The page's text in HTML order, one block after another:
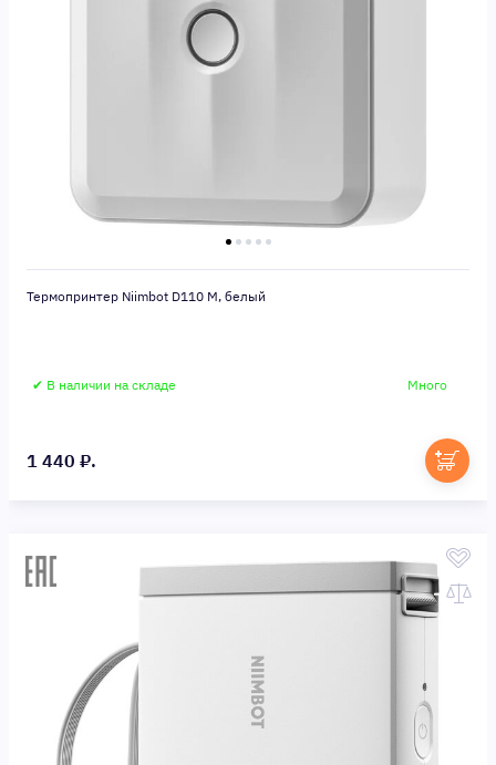
Термопринтер Niimbot D110 M, белый
✔ В наличии на складе Много
1 440 ₽.